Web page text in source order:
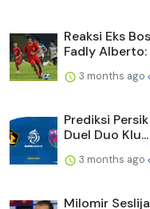
Reaksi Eks
Fadly Alberto:
3 months ago
Prediksi
Duel Duo Klu...
3 months ago
Milomir